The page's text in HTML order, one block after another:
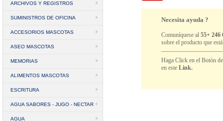
ARCHIVOS Y REGISTROS
SUMINISTROS DE OFICINA
ACCESORIOS MASCOTAS
ASEO MASCOTAS
MEMORIAS
ALIMENTOS MASCOTAS
ESCRITURA
AGUA SABORES - JUGO - NECTAR
AGUA
Necesita ayuda ?
Comuníquese al55+ 246
sobre el producto que
Haga Click en el Botón
en esteLink.